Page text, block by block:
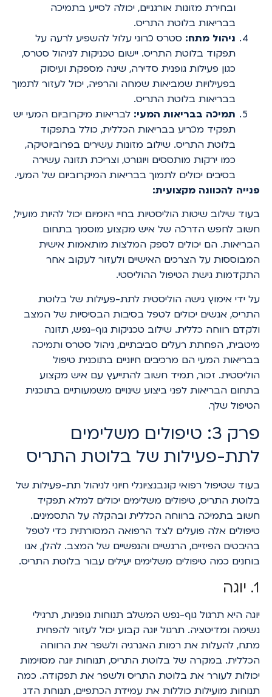
ובחירת מזונות אורגניים, יכולה לסייע בתמיכה
בבריאות בלוטת התריס.
ניהול מתח: סטרס כרוני עלול להשפיע לרעה על
תפקוד בלוטת התריס. יישום טכניקות לניהול סטרס,
כגון פעילות גופנית סדירה, שינה מספקת ועיסוק
בפעילויות שמביאות שמחה והרפיה, יכול לעזור לתמוך
בבריאות בלוטת התריס.
תמיכה בבריאות המעי: לבריאות מיקרוביום המעי יש
תפקיד מכריע בבריאות הכללית, כולל בתפקוד
בלוטת התריס. שילוב מזונות עשירים בפרוביוטיקה,
כמו ירקות מותססים ויוגורט, וצריכת תזונה עשירה
בסיבים יכולים לתמוך בבריאות המיקרוביום של המעי.
פנייה להכוונה מקצועית:
בעוד שילוב שיטות הוליסטיות בחיי היומיום יכול להיות מועיל,
חשוב לחפש הדרכה של איש מקצוע מוסמך בתחום
הבריאות. הם יכולים לספק המלצות מותאמות אישית
המבוססות על הצרכים האישיים ולעזור לעקוב אחר
התקדמות גישת הטיפול ההוליסטי.
על ידי אימוץ גישה הוליסטית לתת-פעילות של בלוטת
התריס, אנשים יכולים לטפל בסיבות הבסיסיות של המצב
ולקדם רווחה כללית. שילוב טכניקות גוף-נפש, תזונה
מיטבית, הפחתת רעלים סביבתיים, ניהול סטרס ותמיכה
בבריאות המעי הם מרכיבים חיוניים בתוכנית טיפול
הוליסטית. זכור, תמיד חשוב להתייעץ עם איש מקצוע
בתחום הבריאות לפני ביצוע שינויים משמעותיים בתוכנית
הטיפול שלך.
פרק 3: טיפולים משלימים
לתת-פעילות של בלוטת התריס
בעוד שטיפול רפואי קונבנציונלי חיוני לניהול תת-פעילות של
בלוטת התריס, טיפולים משלימים יכולים למלא תפקיד
חשוב בתמיכה ברווחה הכללית ובהקלה על התסמינים.
טיפולים אלה פועלים לצד הרפואה המסורתית כדי לטפל
בהיבטים הפיזיים, הרגשיים והנפשיים של המצב. להלן, אנו
בוחנים כמה טיפולים משלימים יעילים עבור בלוטת התריס.
1. יוגה
יוגה היא תרגול גוף-נפש המשלב תנוחות גופניות, תרגילי
נשימה ומדיטציה. תרגול יוגה קבוע יכול לעזור להפחית
מתח, להעלות את רמות האנרגיה ולשפר את הרווחה
הכללית. במקרה של בלוטת התריס, תנוחות יוגה מסוימות
יכולות לעורר את בלוטת התריס ולשפר את תפקודה. כמה
תנוחות מועילות כוללות את עמידת הכתפיים, תנוחת הדג